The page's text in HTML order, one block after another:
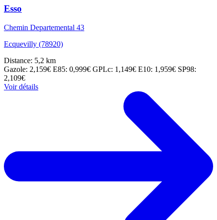
Esso
Chemin Departemental 43
Ecquevilly (78920)
Distance: 5,2 km
Gazole: 2,159€ E85: 0,999€ GPLc: 1,149€ E10: 1,959€ SP98:
2,109€
Voir détails